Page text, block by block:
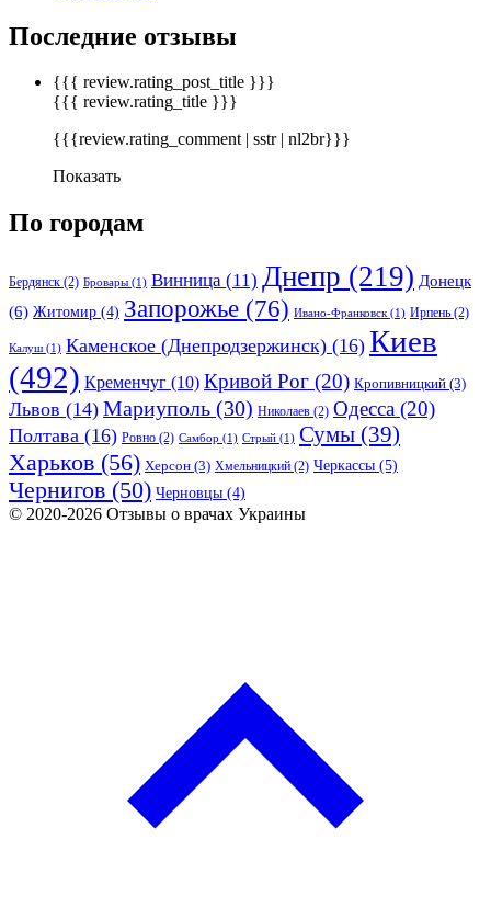
Последние отзывы
{{{ review.rating_post_title }}}
{{{ review.rating_title }}}
{{{review.rating_comment | sstr | nl2br}}}
Показать
По городам
Бердянск (2) Бровары (1) Винница (11) Днепр (219) Донецк
(6) Житомир (4) Запорожье (76) Ивано-Франковск(1) Ирпень (2)
Калуш(1) Каменское (Днепродзержинск) (16) Киев
(492) Кременчуг (10) Кривой Рог (20) Кропивницкий (3)
Львов (14) Мариуполь (30) Николаев (2) Одесса (20)
Полтава (16) Ровно (2) Самбор (1) Стрый (1) Сумы (39)
Харьков (56) Херсон (3) Хмельницкий (2) Черкассы (5)
Чернигов (50) Черновцы (4)
© 2020-2026 Отзывы о врачах Украины